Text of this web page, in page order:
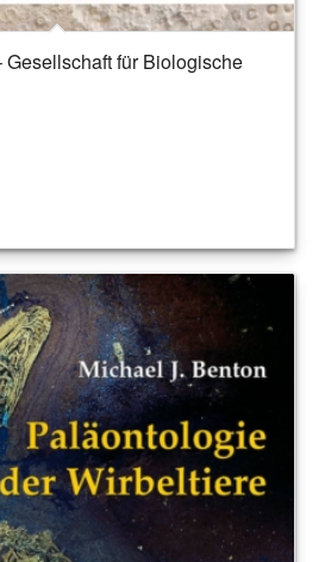
Gesellschaft für Biologische